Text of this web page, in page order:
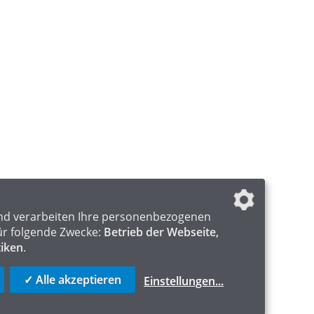
verarbeiten Ihre personenbezogenen
folgende Zwecke: Betrieb der Webseite,
.
✓ Alle akzeptieren Einstellungen...